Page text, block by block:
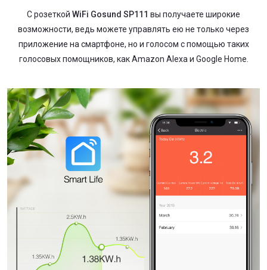
С розеткой WiFi Gosund SP111 вы получаете широкие
возможности, ведь можете управлять ею не только через
приложение на смартфоне, но и голосом с помощью таких
голосовых помощников, как Аmazon Аlexа и Google Home.